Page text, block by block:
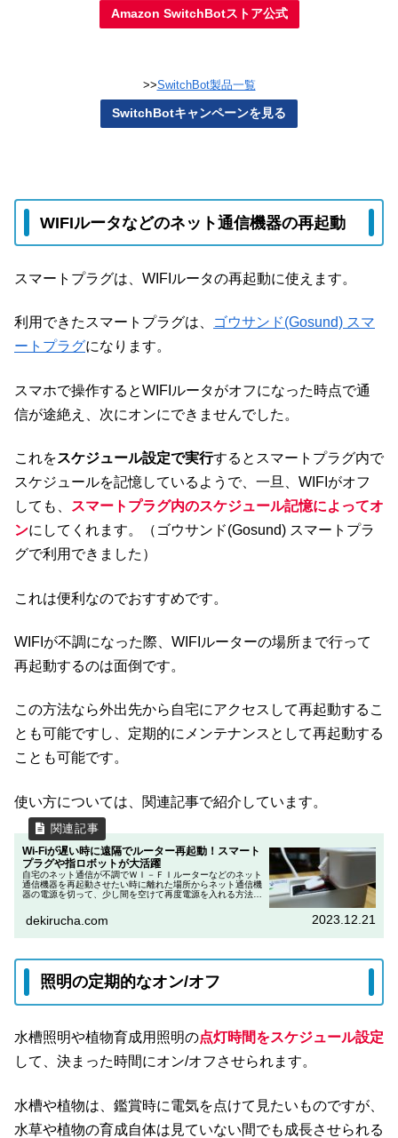
Amazon SwitchBotストア公式
>>SwitchBot製品一覧
SwitchBotキャンペーンを見る
WIFIルータなどのネット通信機器の再起動
スマートプラグは、WIFIルータの再起動に使えます。
利用できたスマートプラグは、
ゴウサンド(Gosund) スマ
ートプラグになります。
スマホで操作するとWIFIルータがオフになった時点で通
信が途絶え、次にオンにできませんでした。
これをスケジュール設定で実行するとスマートプラグ内で
スケジュールを記憶しているようで、一旦、WIFIがオフ
しても、
スマートプラグ内のスケジュール記憶によってオ
ンにしてくれます。（ゴウサンド(Gosund) スマートプラ
グで利用できました）
これは便利なのでおすすめです。
WIFIが不調になった際、WIFIルーターの場所まで行って
再起動するのは面倒です。
この方法なら外出先から自宅にアクセスして再起動するこ
とも可能ですし、定期的にメンテナンスとして再起動する
ことも可能です。
使い方については、関連記事で紹介しています。
Wi-Fiが遅い時に遠隔でルーター再起動！スマート
プラグや指ロボットが大活躍
自宅のネット通信が不調でＷＩ－ＦＩルーターなどのネット
通信機器を再起動させたい時に離れた場所からネット通信機
器の電源を切って、少し間を空けて再度電源を入れる方法を
dekirucha.com 2023.12.21
照明の定期的なオン/オフ
水槽照明や植物育成用照明の点灯時間をスケジュール設定
して、決まった時間にオン/オフさせられます。
水槽や植物は、鑑賞時に電気を点けて見たいものですが、
水草や植物の育成自体は見ていない間でも成長させられる